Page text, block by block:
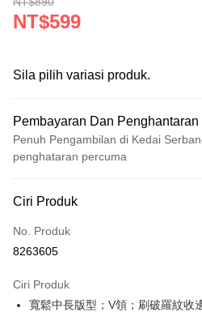
NT$599
Sila pilih variasi produk.
Pembayaran Dan Penghantaran
Penuh Pengambilan di Kedai
penghataran percuma
Kad Kredit (Bayaran Penuh)
Pengambilan di Kedai Serbaneka
Apple Pay
Ciri Produk
No. Produk
8263605
Ciri Produk
寬鬆中長版型；V領；刷破羅紋收